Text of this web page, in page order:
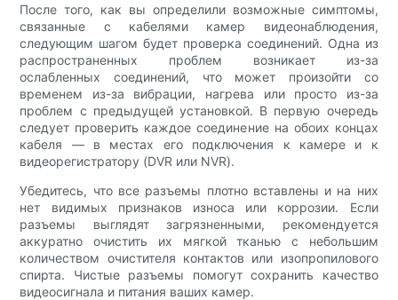
После того, как вы определили возможные симптомы,
связанные с кабелями камер видеонаблюдения,
следующим шагом будет проверка соединений. Одна из
распространенных проблем возникает из-за
ослабленных соединений, что может произойти со
временем из-за вибрации, нагрева или просто из-за
проблем с предыдущей установкой. В первую очередь
следует проверить каждое соединение на обоих концах
кабеля — в местах его подключения к камере и к
видеорегистратору (DVR или NVR).
Убедитесь, что все разъемы плотно вставлены и на них
нет видимых признаков износа или коррозии. Если
разъемы выглядят загрязненными, рекомендуется
аккуратно очистить их мягкой тканью с небольшим
количеством очистителя контактов или изопропилового
спирта. Чистые разъемы помогут сохранить качество
видеосигнала и питания ваших камер.